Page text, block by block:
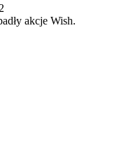
akcje Wish.